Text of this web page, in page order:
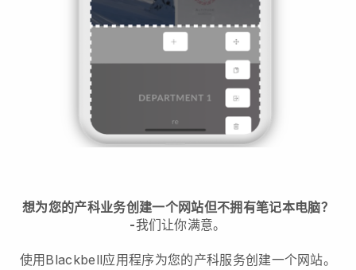
想为您的产科业务创建一个网站但不拥有笔记本电脑？
-我们让你满意。
使用Blackbell应用程序为您的产科服务创建一个网站。